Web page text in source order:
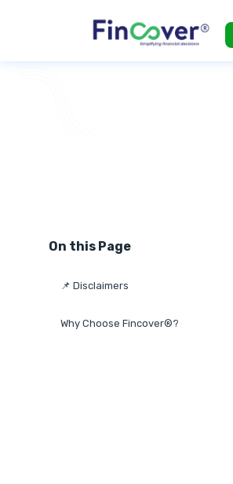
On this Page
📌 Disclaimers
Why Choose Fincover®?